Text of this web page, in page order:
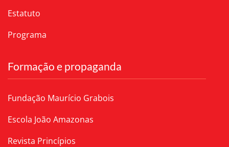
Estatuto
Programa
Formação e propaganda
Fundação Maurício Grabois
Escola João Amazonas
Revista Princípios